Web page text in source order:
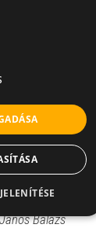
Balázs
a végbélrák
Balázs